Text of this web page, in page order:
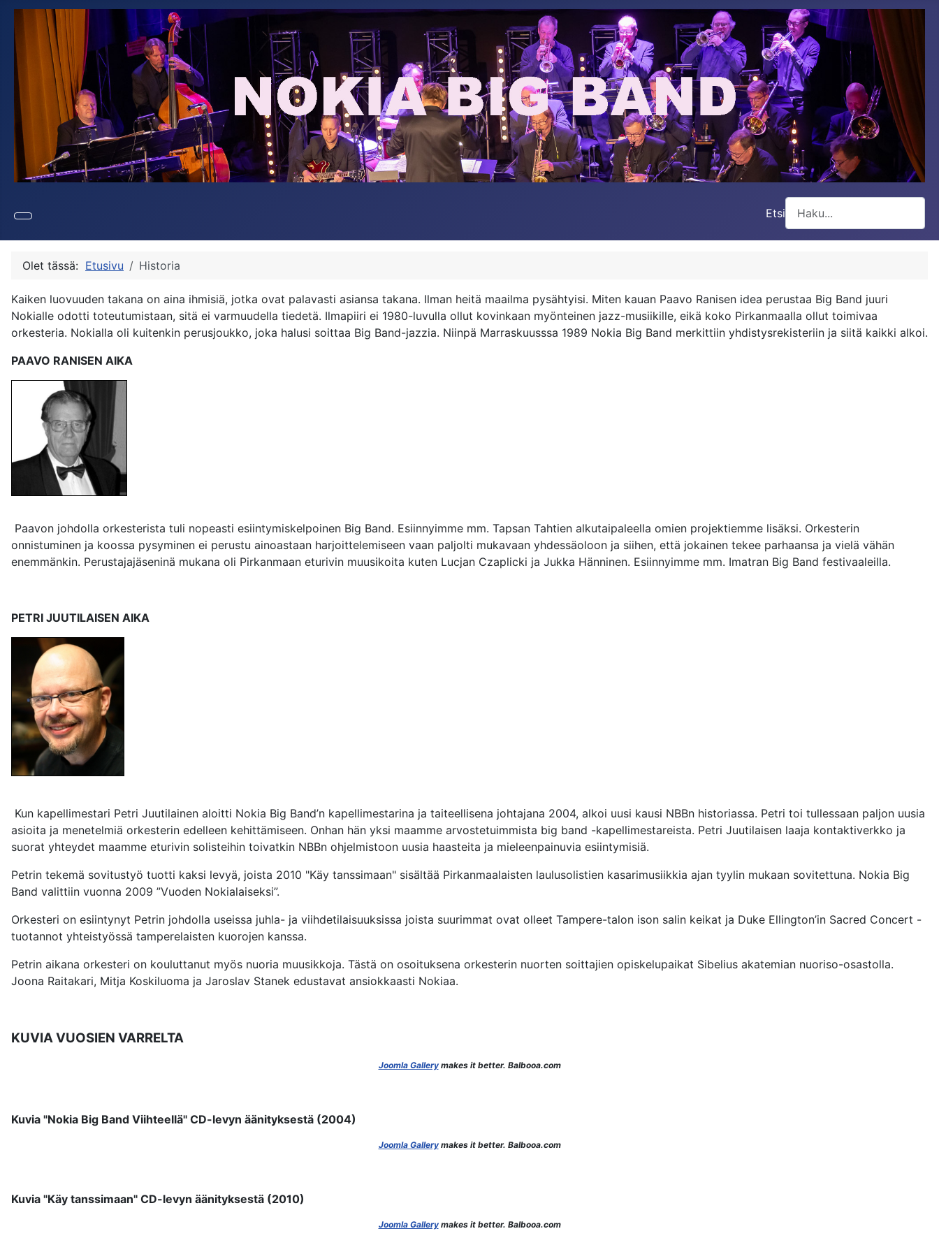
Etsi
Olet tässä: Etusivu Historia
Kaiken luovuuden takana on aina ihmisiä, jotka ovat palavasti asiansa takana. Ilman heitä maailma pysähtyisi. Miten kauan Paavo Ranisen idea perustaa Big Band juuri
Nokialle odotti toteutumistaan, sitä ei varmuudella tiedetä. Ilmapiiri ei 1980-luvulla ollut kovinkaan myönteinen jazz-musiikille, eikä koko Pirkanmaalla ollut toimivaa
orkesteria. Nokialla oli kuitenkin perusjoukko, joka halusi soittaa Big Band-jazzia. Niinpä Marraskuusssa 1989 Nokia Big Band merkittiin yhdistysrekisteriin ja siitä kaikki alkoi.
PAAVO RANISEN AIKA
Paavon johdolla orkesterista tuli nopeasti esiintymiskelpoinen Big Band. Esiinnyimme mm. Tapsan Tahtien alkutaipaleella omien projektiemme lisäksi. Orkesterin
onnistuminen ja koossa pysyminen ei perustu ainoastaan harjoittelemiseen vaan paljolti mukavaan yhdessäoloon ja siihen, että jokainen tekee parhaansa ja vielä vähän
enemmänkin. Perustajajäseninä mukana oli Pirkanmaan eturivin muusikoita kuten Lucjan Czaplicki ja Jukka Hänninen. Esiinnyimme mm. Imatran Big Band festivaaleilla.
PETRI JUUTILAISEN AIKA
Kun kapellimestari Petri Juutilainen aloitti Nokia Big Band’n kapellimestarina ja taiteellisena johtajana 2004, alkoi uusi kausi NBBn historiassa. Petri toi tullessaan paljon uusia
asioita ja menetelmiä orkesterin edelleen kehittämiseen. Onhan hän yksi maamme arvostetuimmista big band -kapellimestareista. Petri Juutilaisen laaja kontaktiverkko ja
suorat yhteydet maamme eturivin solisteihin toivatkin NBBn ohjelmistoon uusia haasteita ja mieleenpainuvia esiintymisiä.
Petrin tekemä sovitustyö tuotti kaksi levyä, joista 2010 "Käy tanssimaan" sisältää Pirkanmaalaisten laulusolistien kasarimusiikkia ajan tyylin mukaan sovitettuna. Nokia Big
Band valittiin vuonna 2009 ”Vuoden Nokialaiseksi”.
Orkesteri on esiintynyt Petrin johdolla useissa juhla- ja viihdetilaisuuksissa joista suurimmat ovat olleet Tampere-talon ison salin keikat ja Duke Ellington’in Sacred Concert -
tuotannot yhteistyössä tamperelaisten kuorojen kanssa.
Petrin aikana orkesteri on kouluttanut myös nuoria muusikkoja. Tästä on osoituksena orkesterin nuorten soittajien opiskelupaikat Sibelius akatemian nuoriso-osastolla.
Joona Raitakari, Mitja Koskiluoma ja Jaroslav Stanek edustavat ansiokkaasti Nokiaa.
KUVIA VUOSIEN VARRELTA
Joomla Gallerymakes it better. Balbooa.com
Kuvia "Nokia Big Band Viihteellä" CD-levyn äänityksestä (2004)
Joomla Gallerymakes it better. Balbooa.com
Kuvia "Käy tanssimaan" CD-levyn äänityksestä (2010)
Joomla Gallerymakes it better. Balbooa.com